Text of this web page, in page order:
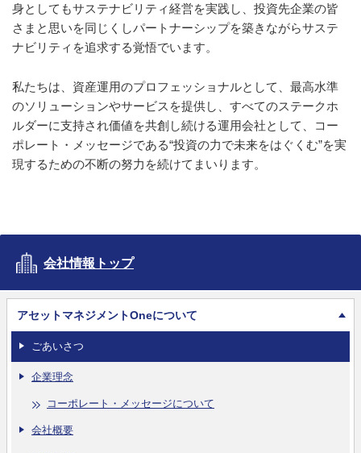
身としてもサステナビリティ経営を実践し、投資先企業の皆
さまと思いを同じくしパートナーシップを築きながらサステ
ナビリティを追求する覚悟でいます。
私たちは、資産運用のプロフェッショナルとして、最高水準
のソリューションやサービスを提供し、すべてのステークホ
ルダーに支持され価値を共創し続ける運用会社として、コー
ポレート・メッセージである“投資の力で未来をはぐくむ”を実
現するための不断の努力を続けてまいります。
会社情報トップ
アセットマネジメントOneについて
ごあいさつ
企業理念
コーポレート・メッセージについて
会社概要